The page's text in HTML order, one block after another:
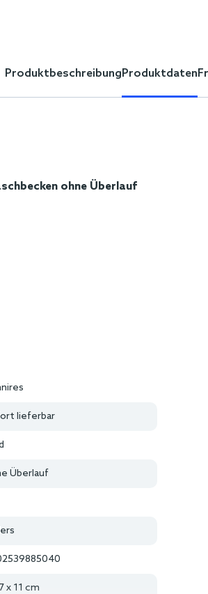
Produktbeschreibung Produktdaten
ohne Überlauf
lieferbar
Überlauf
x 11 cm